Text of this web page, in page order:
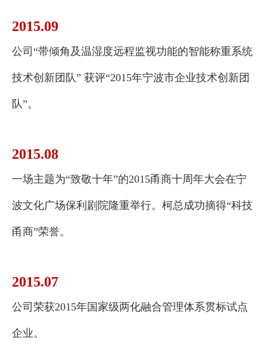
2015.09
公司“带倾角及温湿度远程监视功能的智能称重系统
技术创新团队” 获评“2015年宁波市企业技术创新团
队”。
2015.08
一场主题为“致敬十年”的2015甬商十周年大会在宁
波文化广场保利剧院隆重举行。柯总成功摘得“科技
甬商”荣誉。
2015.07
公司荣获2015年国家级两化融合管理体系贯标试点
企业。